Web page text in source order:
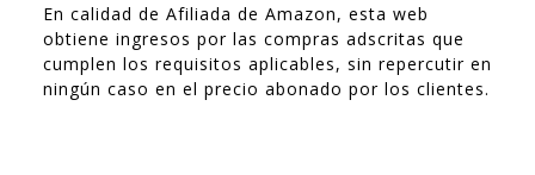
En calidad de Afiliada de Amazon, esta web
obtiene ingresos por las compras adscritas que
cumplen los requisitos aplicables, sin repercutir en
ningún caso en el precio abonado por los clientes.